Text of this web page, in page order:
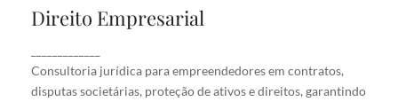
Direito Empresarial
Consultoria jurídica para empreendedores em contratos,
disputas societárias, proteção de ativos e direitos, garantindo
Direito Empresarial
contratos, disputas societárias, proteção de ativos
e direitos, garantindo segurança e crescimento
sustentável para o seu negócio.